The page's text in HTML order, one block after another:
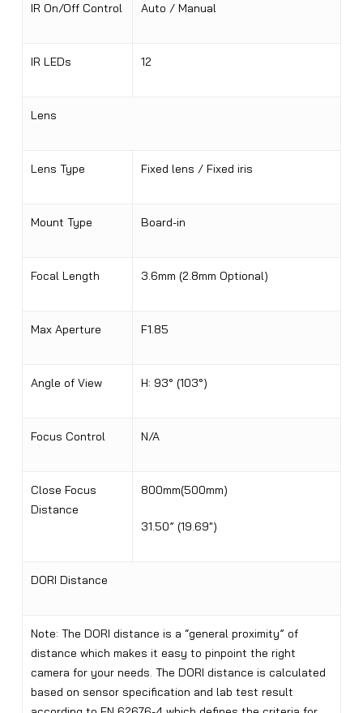
IR On/Off Control Auto / Manual
IR LEDs 12
Lens
Lens Type Fixed lens / Fixed iris
Mount Type Board-in
Focal Length 3.6mm (2.8mm Optional)
Max Aperture F1.85
Angle of View H: 93° (103°)
Focus Control N/A
Close Focus
Distance
800mm(500mm)
31.50” (19.69″)
DORI Distance
Note: The DORI distance is a “general proximity” of
distance which makes it easy to pinpoint the right
camera for your needs. The DORI distance is calculated
based on sensor specification and lab test result